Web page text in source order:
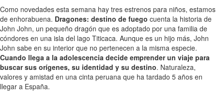
Como novedades esta semana hay tres estrenos para niños, estamos
de enhorabuena. Dragones: destino de fuego cuenta la historia de
John John, un pequeño dragón que es adoptado por una familia de
cóndores en una isla del lago Titicaca. Aunque es un hijo más, John
John sabe en su interior que no pertenecen a la misma especie.
Cuando llega a la adolescencia decide emprender un viaje para
buscar sus orígenes, su identidad y su destino. Naturaleza,
valores y amistad en una cinta peruana que ha tardado 5 años en
llegar a España.